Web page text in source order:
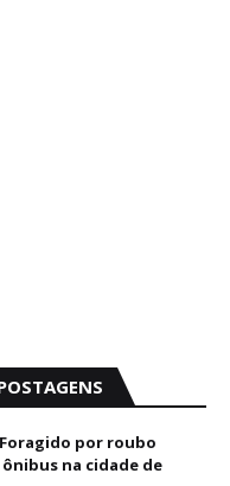
por roubo
na cidade de